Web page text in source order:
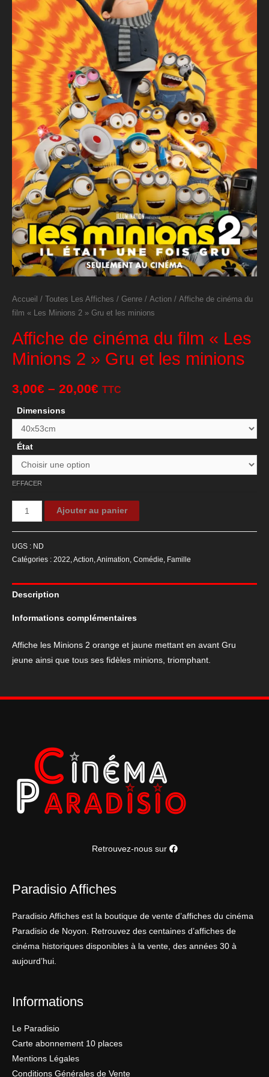
Accueil / Toutes Les Affiches / Genre / Action / Affiche de cinéma du
film « Les Minions 2 » Gru et les minions
Affiche de cinéma du film « Les
Minions 2 » Gru et les minions
3,00€ – 20,00€ TTC
Dimensions
État
EFFACER
quantité
de
du
film
2"
Gru
Ajouter au panier
UGS : ND
Catégories : 2022 Action Animation Comédie Famille
Description
Informations complémentaires
Affiche les Minions 2 orange et jaune mettant en avant Gru
jeune ainsi que tous ses fidèles minions, triomphant.
Retrouvez-nous sur
Paradisio Affiches
Paradisio Affiches est la boutique de vente d’affiches du cinéma
Paradisio de Noyon. Retrouvez des centaines d’affiches de
cinéma historiques disponibles à la vente, des années 30 à
aujourd’hui.
Informations
Le Paradisio
Carte abonnement 10 places
Mentions Légales
Conditions Générales de Vente